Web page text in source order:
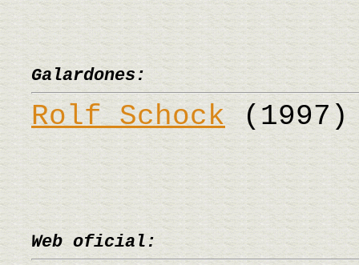
Galardones:
Rolf Schock(1997)
Web oficial: